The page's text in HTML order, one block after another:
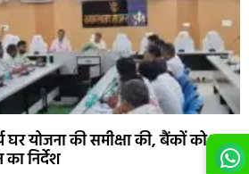
घर योजना की समीक्षा की, बैंकों को ऋण
निर्देश